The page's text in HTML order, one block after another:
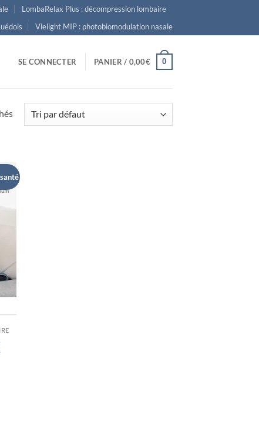
LombaRelax Plus : décompression lombaire
Vielight MIP : photobiomodulation nasale
SE CONNECTER PANIER / 0,00€ 0